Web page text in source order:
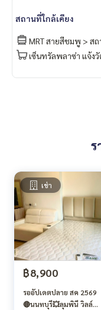
สถานที่ใกล้เคียง
MRT สายสีชมพู > ส
เซ็นทรัลพลาซ่า แจ้ง
ร
เช่า
฿8,900
รออัปเดตปลาย สค 2569
🔴นนทบุรี💥ลุมพินี วิลล์